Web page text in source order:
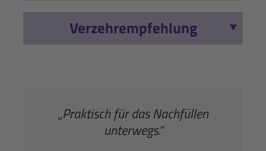
Verzehrempfehlung
„Praktisch für das Nachfüllen
unterwegs.”